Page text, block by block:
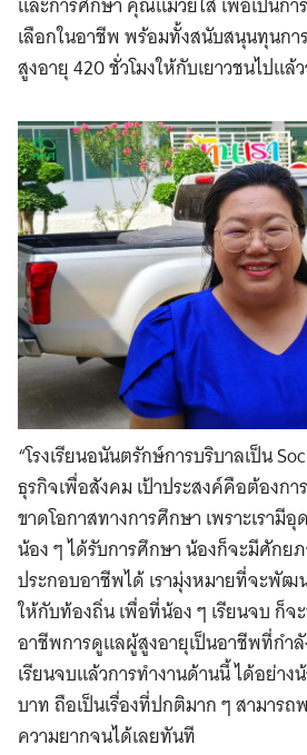
Search
for:
เลือกในอาชีพ พร้อมทั้งสนับสนุนทุนก
สูงอายุ 420 ชั่วโมงให้กับเยาวชนไปแล้
“โรงเรียนอนันตรักษ์การบริบาลเป็น
ธุรกิจเพื่อสังคม เป้าประสงค์คือต้องก
ขาดโอกาสทางการศึกษา เพราะเรามี
น้อง ๆ ได้รับการศึกษา น้องก็จะมีศักย
ประกอบอาชีพได้ เรามุ่งหมายที่จะพั
ให้กับท้องถิ่น เพื่อที่น้อง ๆ เรียนจบ ก็จ
อาชีพการดูแลผู้สูงอายุเป็นอาชีพที่กำ
เรียนจบแล้วการทำงานด้านนี้ ได้อย่าง
บาท ถือเป็นเรื่องที่ปกติมาก ๆ สามาร
ความยากจนได้เลยทันที